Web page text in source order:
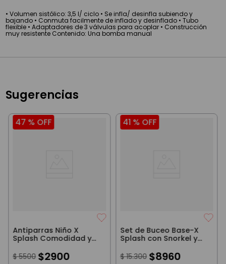
• Volumen sistólico: 3,5 l/ ciclo • Se infla/ desinfla subiendo y
bajando • Conmuta facilmente de inflado y desinflado • Tubo
flexible • Adaptadores de 3 válvulas para acoplar • Construcción
muy resistente Contenido: Una bomba manual
Sugerencias
47 % OFF
Antiparras Niño X
Splash Comodidad y
Protección Azul
$ 5500 $2900
41 % OFF
Set de Buceo Base-X
Splash con Snorkel y
Máscara Amarillo
$ 15.300 $8960